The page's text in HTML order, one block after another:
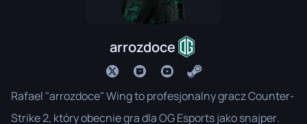
arrozdoce
Rafael "arrozdoce" Wing to profesjonalny gracz Counter-
Strike 2, który obecnie gra dla OG Esports jako snajper.